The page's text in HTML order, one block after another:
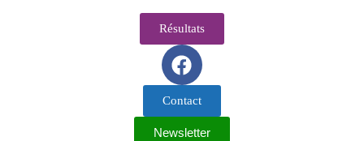
Résultats
Contact
Newsletter